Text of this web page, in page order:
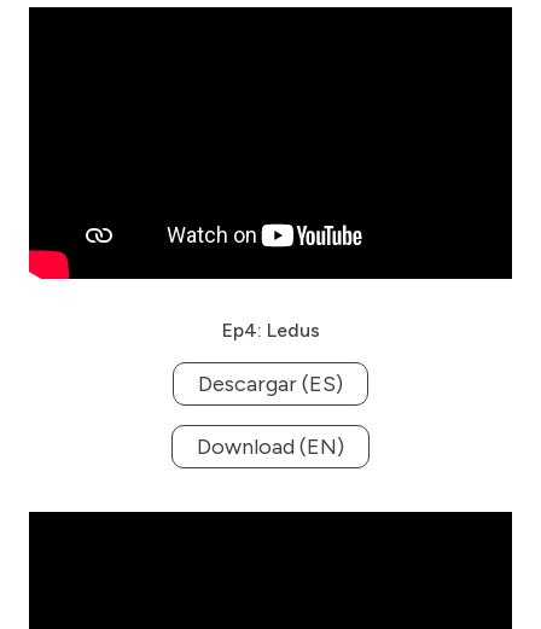
Ep4: Ledus
Descargar (ES)
Download (EN)